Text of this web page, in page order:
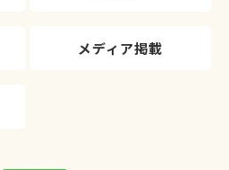
メディア掲載